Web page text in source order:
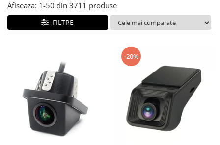
Mercedes Benz
Ford
Peugeot
Afiseaza: 1-50 din 3711 produse
FILTRE
-20%